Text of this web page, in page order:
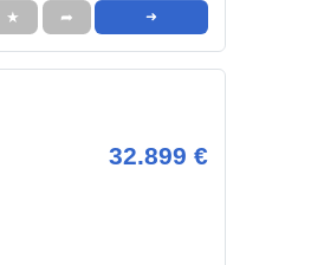
★ ➦ ➜
32.899 €